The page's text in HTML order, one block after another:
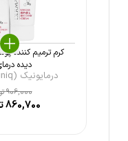
کرم ترمیم کننده
دیده
درمایونیک (Dermauniq ...
906,000
860,700